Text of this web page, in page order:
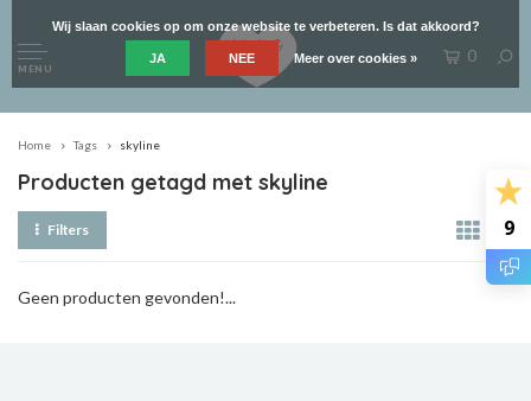
9
MENU
0
Home Tags skyline
Producten getagd met skyline
Filters
Geen producten gevonden!...
Wij slaan cookies op om onze website te verbeteren. Is dat akkoord?
JA NEE Meer over cookies »